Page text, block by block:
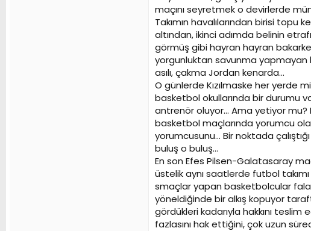
maçını seyretmek o devirlerde
Takımın havalılarından birisi topu
altından, ikinci adımda belinin
görmüş gibi hayran hayran
yorgunluktan savunma yapmayan
asılı, çakma Jordan kenarda...
O günlerde Kızılmaske her yerde
basketbol okullarında bir durumu
antrenör oluyor... Ama yetiyor mu? I
basketbol maçlarında yorumcu
yorumcusunu... Bir noktada
buluş o buluş...
En son Efes Pilsen-Galatasaray
üstelik aynı saatlerde futbol takımı
smaçlar yapan basketbolcular
yöneldiğinde bir alkış kopuyor
gördükleri kadarıyla hakkını teslim
fazlasını hak ettiğini, çok uzun